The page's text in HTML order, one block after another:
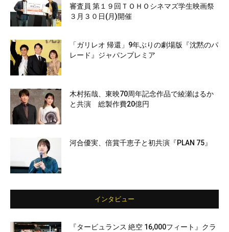
審査員 第１９回ＴＯＨＯシネマズ学生映画祭
３月３０日(月)開催
「ガリレオ 帰還」9年ぶりの劇場版『沈黙のパ
レード』ジャパンプレミア
木村拓哉、東映70周年記念作品で綾瀬はるか
と共演 総製作費20億円
河合優実、倍賞千恵子と初共演『PLAN 75』
インタビュー
『タービュランス 絶空 16,000フィート』クラ